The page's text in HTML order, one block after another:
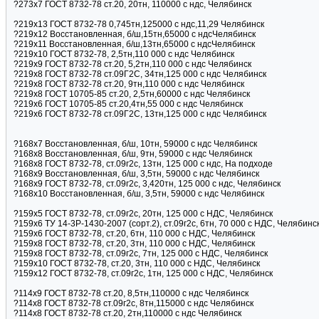
?273х7 ГОСТ 8732-78 ст.20, 20тн, 110000 с ндс, Челябинск
?219х13 ГОСТ 8732-78 0,745тн,125000 с ндс,11,29 Челябинск
?219х12 Восстановленная, б/ш,15тн,65000 с ндсЧелябинск
?219х11 Восстановленная, б/ш,13тн,65000 с ндсЧелябинск
?219х10 ГОСТ 8732-78, 2,5тн,110 000 с ндс Челябинск
?219х9 ГОСТ 8732-78 ст.20, 5,2тн,110 000 с ндс Челябинск
?219х8 ГОСТ 8732-78 ст.09Г2С, 34тн,125 000 с ндс Челябинск
?219х8 ГОСТ 8732-78 ст.20, 9тн,110 000 с ндс Челябинск
?219х8 ГОСТ 10705-85 ст.20, 2,5тн,60000 с ндс Челябинск
?219х6 ГОСТ 10705-85 ст.20,4тн,55 000 с ндс Челябинск
?219х6 ГОСТ 8732-78 ст.09Г2С, 13тн,125 000 с ндс Челябинск
?168х7 Восстановленная, б/ш, 10тн, 59000 с ндс Челябинск
?168х8 Восстановленная, б/ш, 9тн, 59000 с ндс Челябинск
?168х8 ГОСТ 8732-78, ст.09г2с, 13тн, 125 000 с ндс, На подходе
?168х9 Восстановленная, б/ш, 3,5тн, 59000 с ндс Челябинск
?168х9 ГОСТ 8732-78, ст.09г2с, 3,420тн, 125 000 с ндс, Челябинск
?168х10 Восстановленная, б/ш, 3,5тн, 59000 с ндс Челябинск
?159х5 ГОСТ 8732-78, ст.09г2с, 20тн, 125 000 с НДС, Челябинск
?159х6 ТУ 14-3Р-1430-2007 (сорт.2), ст.09г2с, 6тн, 70 000 с НДС,
?159х6 ГОСТ 8732-78, ст.20, 6тн, 110 000 с НДС, Челябинск
?159х8 ГОСТ 8732-78, ст.20, 3тн, 110 000 с НДС, Челябинск
?159х8 ГОСТ 8732-78, ст.09г2с, 7тн, 125 000 с НДС, Челябинск
?159х10 ГОСТ 8732-78, ст.20, 3тн, 110 000 с НДС, Челябинск
?159х12 ГОСТ 8732-78, ст.09г2с, 1тн, 125 000 с НДС, Челябинск
?114х9 ГОСТ 8732-78 ст.20, 8,5тн,110000 с ндс Челябинск
?114х8 ГОСТ 8732-78 ст.09г2с, 8тн,115000 с ндс Челябинск
?114х8 ГОСТ 8732-78 ст.20, 2тн,110000 с ндс Челябинск